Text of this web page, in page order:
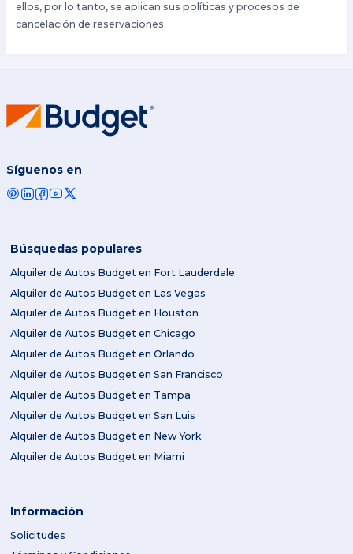
ellos, por lo tanto, se aplican sus políticas y procesos de
cancelación de reservaciones.
Síguenos en
Búsquedas populares
Alquiler de Autos Budget en Fort Lauderdale
Alquiler de Autos Budget en Las Vegas
Alquiler de Autos Budget en Houston
Alquiler de Autos Budget en Chicago
Alquiler de Autos Budget en Orlando
Alquiler de Autos Budget en San Francisco
Alquiler de Autos Budget en Tampa
Alquiler de Autos Budget en San Luis
Alquiler de Autos Budget en New York
Alquiler de Autos Budget en Miami
Información
Solicitudes